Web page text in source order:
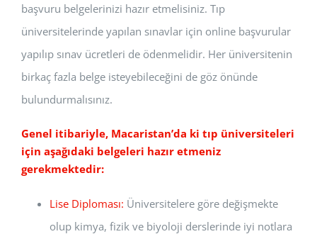
başvuru belgelerinizi hazır etmelisiniz. Tıp
üniversitelerinde yapılan sınavlar için online başvurular
yapılıp sınav ücretleri de ödenmelidir. Her üniversitenin
birkaç fazla belge isteyebileceğini de göz önünde
bulundurmalısınız.
Genel itibariyle, Macaristan’da ki tıp üniversiteleri
için aşağıdaki belgeleri hazır etmeniz
gerekmektedir:
Lise Diploması: Üniversitelere göre değişmekte
olup kimya, fizik ve biyoloji derslerinde iyi notlara